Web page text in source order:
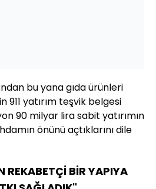
bu yana gıda ürünleri
911 yatırım teşvik belgesi
90 milyar lira sabit yatırımın
önünü açtıklarını dile
REKABETÇİ BİR YAPIYA